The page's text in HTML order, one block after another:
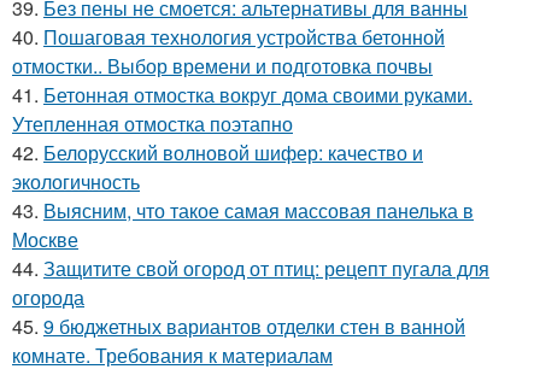
39. Без пены не смоется: альтернативы для ванны
40. Пошаговая технология устройства бетонной
отмостки.. Выбор времени и подготовка почвы
41. Бетонная отмостка вокруг дома своими руками.
Утепленная отмостка поэтапно
42. Белорусский волновой шифер: качество и
экологичность
43. Выясним, что такое самая массовая панелька в
Москве
44. Защитите свой огород от птиц: рецепт пугала для
огорода
45. 9 бюджетных вариантов отделки стен в ванной
комнате. Требования к материалам